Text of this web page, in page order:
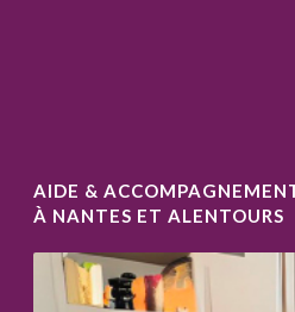
AIDE &
À NANTES ET ALENTOURS